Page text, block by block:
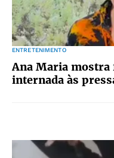
ENTRETENIMENTO
Ana Maria mostra
internada às